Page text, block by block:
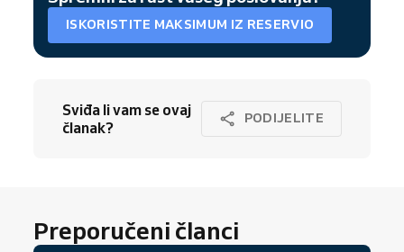
ISKORISTITE MAKSIMUM IZ RESERVIO
Sviđa li vam se ovaj
članak?
PODIJELITE
Preporučeni članci